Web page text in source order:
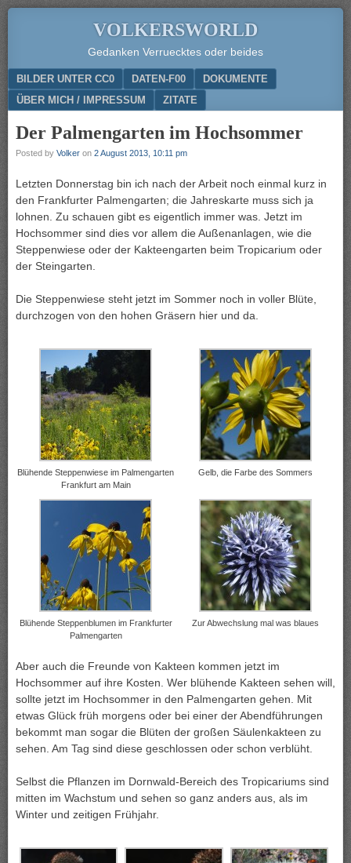
VOLKERSWORLD
Gedanken Verruecktes oder beides
Menu
SKIP TO CONTENT
BILDER UNTER CC0 DATEN-F00
DOKUMENTE
ÜBER MICH / IMPRESSUM
ZITATE
Der Palmengarten im Hochsommer
Posted by Volker on 2 August 2013, 10:11 pm
Letzten Donnerstag bin ich nach der Arbeit noch einmal kurz in
den Frankfurter Palmengarten; die Jahreskarte muss sich ja
lohnen. Zu schauen gibt es eigentlich immer was. Jetzt im
Hochsommer sind dies vor allem die Außenanlagen, wie die
Steppenwiese oder der Kakteengarten beim Tropicarium oder
der Steingarten.
Die Steppenwiese steht jetzt im Sommer noch in voller Blüte,
durchzogen von den hohen Gräsern hier und da.
Blühende Steppenwiese im Palmengarten
Frankfurt am Main
Gelb, die Farbe des Sommers
Blühende Steppenblumen im Frankfurter
Palmengarten
Zur Abwechslung mal was blaues
Aber auch die Freunde von Kakteen kommen jetzt im
Hochsommer auf ihre Kosten. Wer blühende Kakteen sehen will,
sollte jetzt im Hochsommer in den Palmengarten gehen. Mit
etwas Glück früh morgens oder bei einer der Abendführungen
bekommt man sogar die Blüten der großen Säulenkakteen zu
sehen. Am Tag sind diese geschlossen oder schon verblüht.
Selbst die Pflanzen im Dornwald-Bereich des Tropicariums sind
mitten im Wachstum und sehen so ganz anders aus, als im
Winter und zeitigen Frühjahr.